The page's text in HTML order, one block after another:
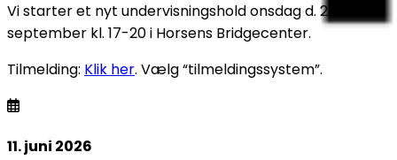
Vi starter et nyt undervisningshold onsdag d. 2.
september kl. 17-20 i Horsens Bridgecenter.
Tilmelding: Klik her. Vælg “tilmeldingssystem”.
11. juni 2026